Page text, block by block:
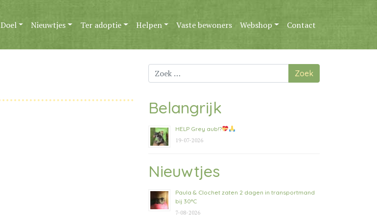
Doel Nieuwtjes Ter adoptie Helpen Vaste bewoners Webshop Contact
Zoek
naar:
Belangrijk
HELP Grey aub!?
19-07-2026
Nieuwtjes
Paula & Clochet zaten 2 dagen in transportmand
bij 30°C
7-08-2026